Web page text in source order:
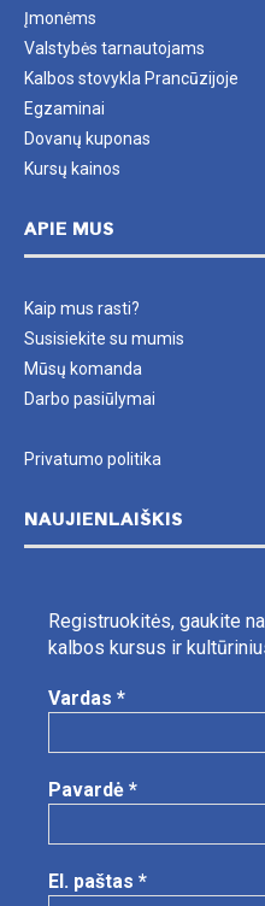
Įmonėms
Valstybės tarnautojams
Kalbos stovykla Prancūzijoje
Egzaminai
Dovanų kuponas
Kursų kainos
APIE MUS
Kaip mus rasti?
Susisiekite su mumis
Mūsų komanda
Darbo pasiūlymai
Privatumo politika
NAUJIENLAIŠKIS
Registruokitės, gaukite
kalbos kursus ir
Vardas *
Pavardė *
El. paštas *